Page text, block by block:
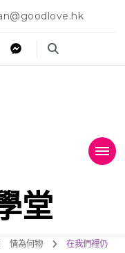
堂
情為何物
在我們裡仍